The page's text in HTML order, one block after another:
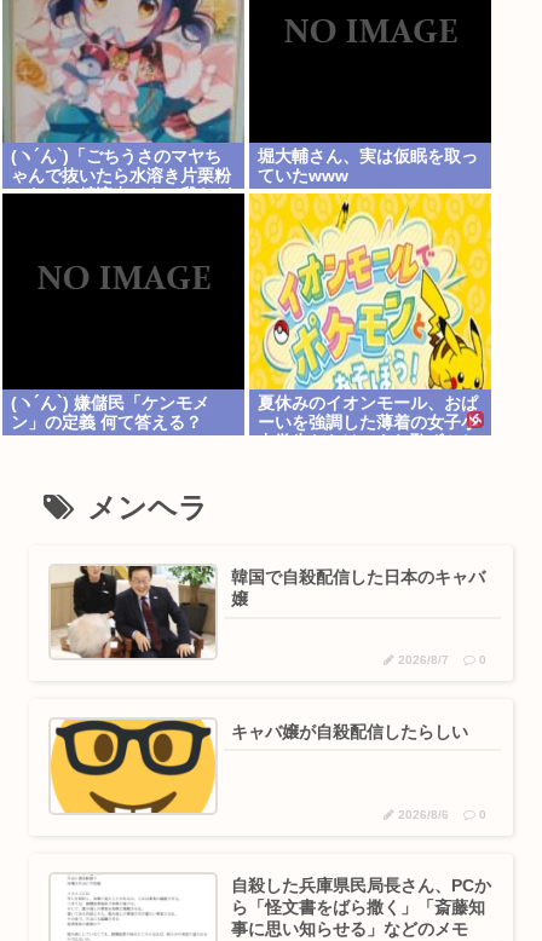
(ヽ´ん`)「ごちうさのマヤち
ゃんで抜いたら水溶き片栗粉
みたいな精液出てきて我なが
堀大輔さん、実は仮眠を取っ
ていたwww
(ヽ´ん`) 嫌儲民「ケンモメ
ン」の定義 何て答える？
夏休みのイオンモール、おぱ
ーいを強調した薄着の女子小
メンヘラ
韓国で自殺配信した日本のキャバ
嬢
2026/8/7 0
キャバ嬢が自殺配信したらしい
2026/8/6 0
自殺した兵庫県民局長さん、PCか
ら「怪文書をばら撒く」「斎藤知
事に思い知らせる」などのメモ